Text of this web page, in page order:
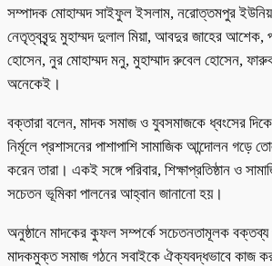
সম্পাদক মোহাম্মদ সাইফুল ইসলাম, নরোত্তমপুর
নেতৃত্ববৃন্দু মুহাম্মদ দুলাল মিয়া, আবদুর জাহের
হোসেন, নুর মোহাম্মদ মনু, মুহাম্মাদ রুবেল হোসেন,
অনেকেই।
বক্তারা বলেন, মাদক সমাজ ও যুবসমাজকে ধ্বংসের
নির্মূলে প্রশাসনের পাশাপাশি সামাজিক আন্দোলন গড়ে
করেন তারা। একই সঙ্গে পরিবার, শিক্ষাপ্রতিষ্ঠান ও
সচেতন ভূমিকা পালনের আহ্বান জানানো হয়।
অনুষ্ঠানে মাদকের কুফল সম্পর্কে সচেতনতামূলক বক্তব্য
মাদকমুক্ত সমাজ গঠনে সবাইকে ঐক্যবদ্ধভাবে কাজ